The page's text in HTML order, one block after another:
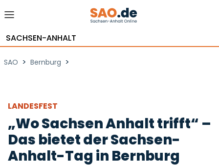
SACHSEN-ANHALT
SAO > Bernburg >
LANDESFEST
„Wo Sachsen Anhalt trifft“ –
Das bietet der Sachsen-
Anhalt-Tag in Bernburg